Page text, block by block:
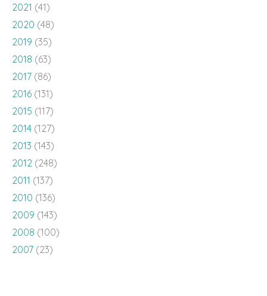
2021 (41)
2020 (48)
2019 (35)
2018 (63)
2017 (86)
2016 (131)
2015 (117)
2014 (127)
2013 (143)
2012 (248)
2011 (137)
2010 (136)
2009 (143)
2008 (100)
2007 (23)